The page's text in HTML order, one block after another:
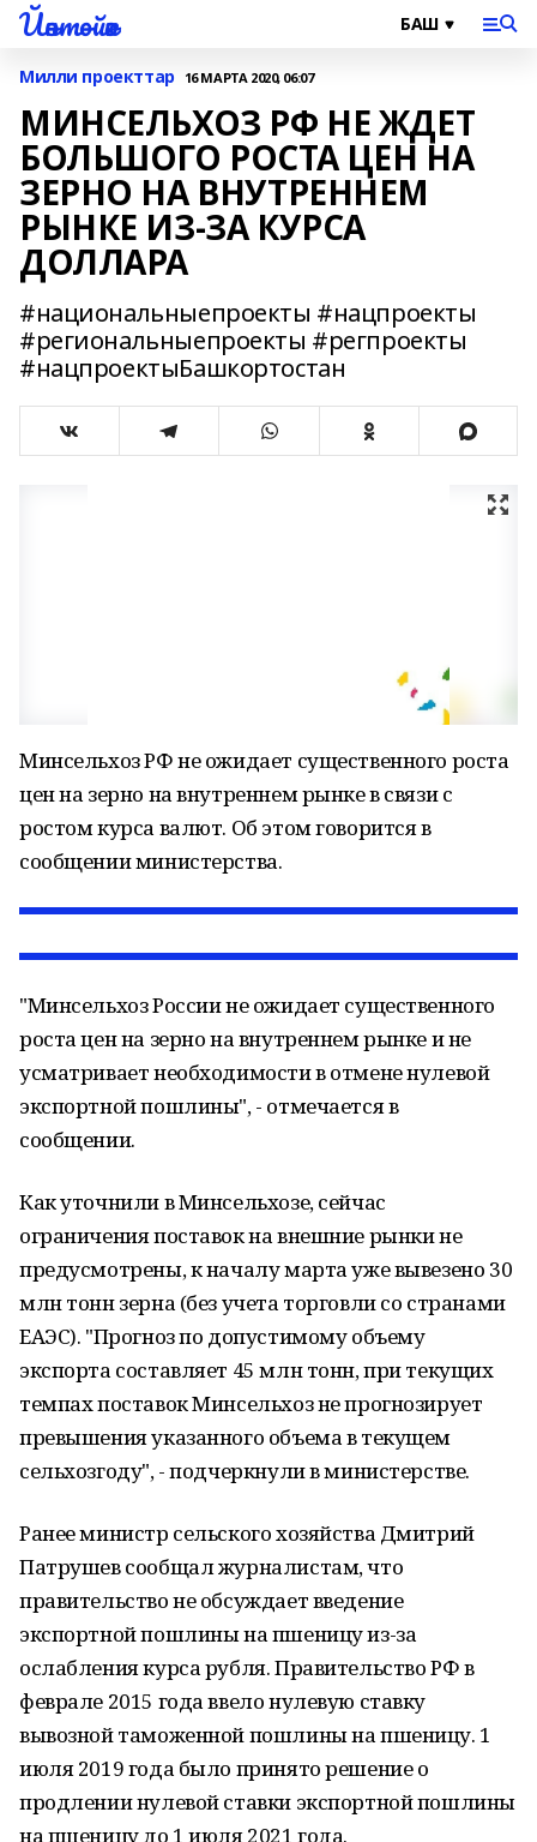
Йәнтөйәк
Милли проекттар 16 МАРТА 2020, 06:07
МИНСЕЛЬХОЗ РФ НЕ ЖДЕТ
БОЛЬШОГО РОСТА ЦЕН НА
ЗЕРНО НА ВНУТРЕННЕМ
РЫНКЕ ИЗ-ЗА КУРСА
ДОЛЛАРА
#национальныепроекты #нацпроекты
#региональныепроекты #регпроекты
#нацпроектыБашкортостан
Минсельхоз РФ не ожидает существенного роста
цен на зерно на внутреннем рынке в связи с
ростом курса валют. Об этом говорится в
сообщении министерства.
"Минсельхоз России не ожидает существенного
роста цен на зерно на внутреннем рынке и не
усматривает необходимости в отмене нулевой
экспортной пошлины", - отмечается в
сообщении.
Как уточнили в Минсельхозе, сейчас
ограничения поставок на внешние рынки не
предусмотрены, к началу марта уже вывезено 30
млн тонн зерна (без учета торговли со странами
ЕАЭС). "Прогноз по допустимому объему
экспорта составляет 45 млн тонн, при текущих
темпах поставок Минсельхоз не прогнозирует
превышения указанного объема в текущем
сельхозгоду", - подчеркнули в министерстве.
Ранее министр сельского хозяйства Дмитрий
Патрушев сообщал журналистам, что
правительство не обсуждает введение
экспортной пошлины на пшеницу из-за
ослабления курса рубля. Правительство РФ в
феврале 2015 года ввело нулевую ставку
вывозной таможенной пошлины на пшеницу. 1
июля 2019 года было принято решение о
продлении нулевой ставки экспортной пошлины
на пшеницу до 1 июля 2021 года.